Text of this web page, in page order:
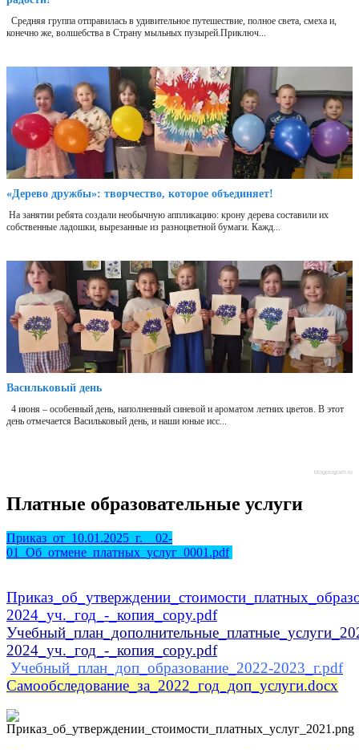
Средняя группа отправилась в удивительное путешествие, полное света, смеха и,
конечно же, волшебства в Страну мыльных пузырей.Приключ...
«Дерево дружбы»: творчество, которое объединяет!
На занятии ребята создали необычную аппликацию: крону дерева составили их
собственные ладошки, вырезанные из разноцветной бумаги. Кажд...
Васильковый день
4 июня – особенный день, наполненный синевой и ароматом летних цветов. В этот
день отмечается Васильковый день, и наши юные исс...
blogprogram.ru
Платные образовательные услуги
Приказ_от_10.01.2025_г.__02-
01_Об_отмене_платных_услуг_0001.pdf
2024_уч._год_-_копия_copy.pdf
2024_уч._год_-_копия_copy.pdf
Учебный_план_доп_образование_2022-2023_г.pdf
Самообследование_за_2022_год_доп_услуги.docx